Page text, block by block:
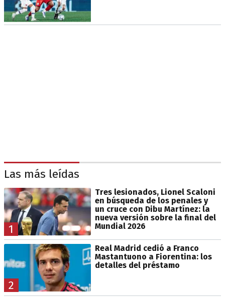
Las más leídas
1
Tres lesionados, Lionel Scaloni
en búsqueda de los penales y
un cruce con Dibu Martínez: la
nueva versión sobre la final del
Mundial 2026
2
Real Madrid cedió a Franco
Mastantuono a Fiorentina: los
detalles del préstamo